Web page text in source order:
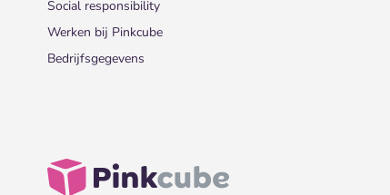
Social responsibility
Werken bij Pinkcube
Bedrijfsgegevens